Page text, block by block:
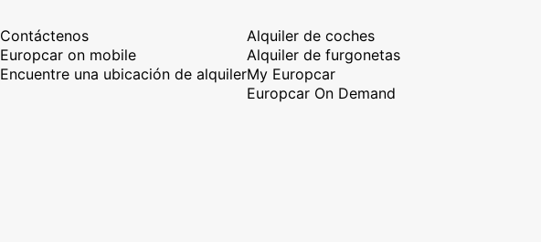
Contáctenos
Europcar on mobile
Encuentre una ubicación de alquiler
Alquiler de coches
Alquiler de furgonetas
My Europcar
Europcar On Demand